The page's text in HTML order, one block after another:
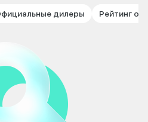
дилеры Рейтинг